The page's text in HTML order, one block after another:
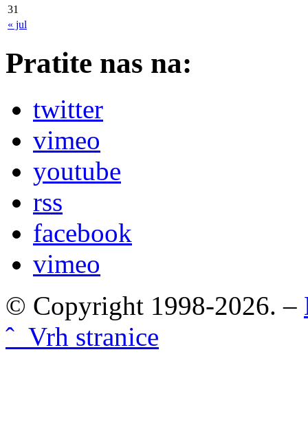
« jul
31
Pratite nas na:
twitter
vimeo
youtube
rss
facebook
vimeo
© Copyright 1998-2026. –
ˆ Vrh stranice